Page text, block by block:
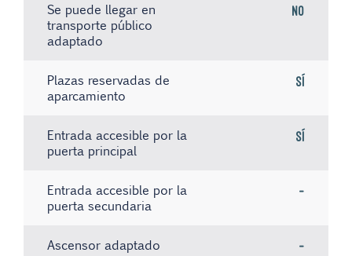
Se puede llegar en
transporte público
adaptado
No
Plazas reservadas de
aparcamiento
Sí
Entrada accesible por la
puerta principal
Sí
Entrada accesible por la
puerta secundaria
-
Ascensor adaptado -